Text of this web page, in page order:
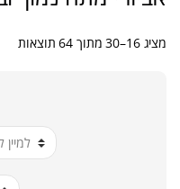
מציג 16–30 מתוך 64 תוצאות
ממוין